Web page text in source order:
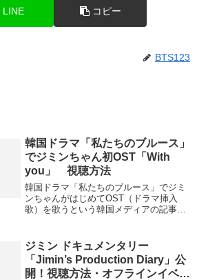
LINE コピー
BTS123
韓国ドラマ「私たちのブルース」
でジミンちゃん初OST「With
you」 視聴方法
韓国ドラマ「私たちのブルース」でジミ
ンちゃんがはじめてOST（ドラマ挿入
歌）を歌うという韓国メディアの記事が
事を紹介します。【追記】4月9日から
Netflixで配信決定...
ジミン ドキュメンタリー
「Jimin’s Production Diary」公
開！視聴方法・オフラインイベン